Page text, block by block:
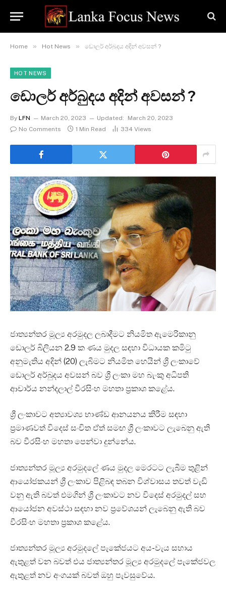
Home » Hot News » ඩොලර් අර්බුදය අදින් අවසන් ?
HOT NEWS
ඩොලර් අර්බුදය අදින් අවසන් ?
By LFN March 20, 2023 Updated:
March 20, 2023
No Comments
1 Min Read 334 Views
ජාත්‍යන්තර මූල්‍ය අරමුදල ලබාදීමට නියමිත ඇමෙරිකානු
ඩොලර් බිලියන 2.9 ක ණය මුදල සඳහා විධායක කමිටු
අනුමැතිය අදින් (20) ලැබීමට නියමිත හෙයින් ශ්‍රී ලංකාවේ
ඩොලර් අර්බුදය අවසන් බව ශ්‍රී ලංකා මහ බැංකු අධිපති
ආචාර්ය නන්දලාල් වීරසිංහ මහතා ප්‍රකාශ කළේය.
ශ්‍රී ලංකාවට අත්‍යාවශ්‍ය භාණ්ඩ ආනයනය කිරීම සඳහා
ප්‍රමාණවත් විදෙස් සංචිත ඒත් සමඟ ශ්‍රී ලංකාවට ලැබෙනු ඇති
බව වීරසිංහ මහතා පෙන්වා දුන්නේය.
ජාත්‍යන්තර මූල්‍ය අරමුදලේ ණය මුදල මෙරටට ලැබීම තුළින්
ආයෝජකයන් ශ්‍රී ලංකාව පිළිබඳ තබන විශ්වාසය තවත් වැඩි
වනු ඇති බවත් එමගින් ශ්‍රී ලංකාවට නව විදෙස් අරමුදල් සහ
ආයෝජන අවස්ථා සඳහා නව ප්‍රවේශයන් ලැබෙනු ඇති බව
වීරසිංහ මහතා ප්‍රකාශ කළේය.
ජාත්‍යන්තර මූල්‍ය අරමුදලේ පැකේජයට අය-වැය සහාය
ඇතුළත් වන බවත් එය ජාත්‍යන්තර මූල්‍ය අරමුදලේ පැකේජවල
ඇතුළත් නව අංගයක් බවත් ඔහු පැවසුවේය.